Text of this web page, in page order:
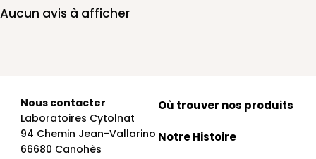
Aucun avis à afficher
Nous contacter
Laboratoires Cytolnat
94 Chemin Jean-Vallarino
66680 Canohès
Où trouver nos produits
Notre Histoire